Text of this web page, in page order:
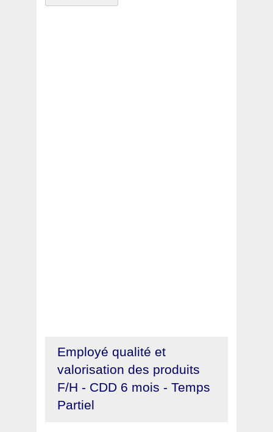
Employé qualité et
valorisation des produits
F/H - CDD 6 mois - Temps
Partiel